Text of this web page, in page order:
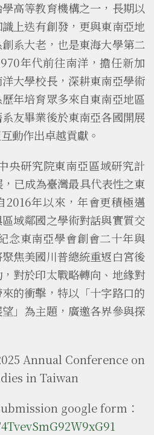
高等教育機構之一，長期以
上迭有創發，更與東南亞地
系大老，也是東海大學第二
年代前往南洋，擔任新加
大學校長，深耕東南亞學術
年培育眾多來自東南亞地區
友畢業後於東南亞各國開展
動作出卓越貢獻。
央研究院東南亞區域研究計
已成為臺灣最具代表性之東
2016年以來，年會更積極邁
域鄰國之學術對話與實質交
念東南亞學會創會二十年與
焦美國川普總統重返白宮後
對於印太戰略轉向、地緣對
的衝擊，特以「十字路口的
」為主題，廣邀各界參與探
Annual Conference on
in Taiwan
google form：